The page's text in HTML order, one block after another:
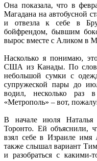
Она показала, что в
Магадана на автобусной
и отвезла к себе в
бойфрендом, бывшим
вырос вместе с Аликом в
Насколько я понимаю,
США из Канады. По
небольшой сумки с
супружеской пары до
водил, несколько раз
«Метрополь» – вот,
В начале июля Наталья
Торонто. Ей объяснили,
взял себе в Израиле
также слышал вариант
и разобраться с